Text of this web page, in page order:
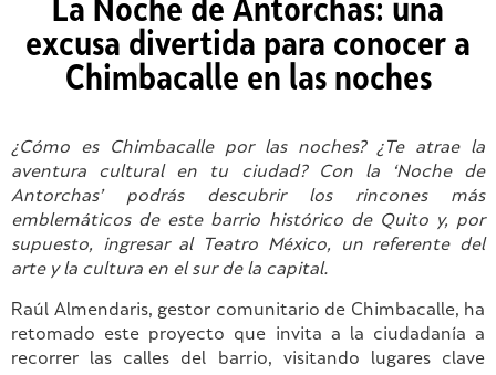
La Noche de Antorchas: una
excusa divertida para conocer a
Chimbacalle en las noches
¿Cómo es Chimbacalle por las noches? ¿ Te atrae la
aventura cultural en tu ciudad? Con la ‘Noche de
Antorchas’
podrás descubrir los rincones más
emblemáticos de este barrio histórico de Quito y, por
supuesto, ingresar al Teatro México, un referente del
arte y la cultura en el sur de la capital.
Raúl Almendaris, gestor comunitario de Chimbacalle, ha
retomado este proyecto que invita a la ciudadanía a
recorrer las calles del barrio, visitando lugares clave